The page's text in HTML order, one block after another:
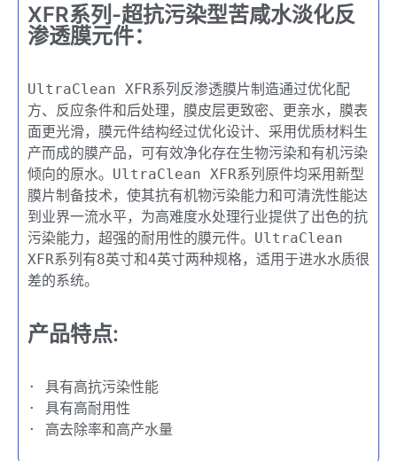
XFR系列-超抗污染型苦咸水淡化反
渗透膜元件​：
UltraClean XFR系列反渗透膜片制造通过优化配
方、反应条件和后处理，膜皮层更致密、更亲水，膜表
面更光滑，膜元件结构经过优化设计、采用优质材料生
产而成的膜产品，可有效净化存在生物污染和有机污染
倾向的原水。UltraClean XFR系列原件均采用新型
膜片制备技术，使其抗有机物污染能力和可清洗性能达
到业界一流水平，为高难度水处理行业提供了出色的抗
污染能力，超强的耐用性的膜元件。UltraClean
XFR系列有8英寸和4英寸两种规格，适用于进水水质很
差的系统。
产品特点:
· 具有高抗污染性能
· 具有高耐用性
· 高去除率和高产水量